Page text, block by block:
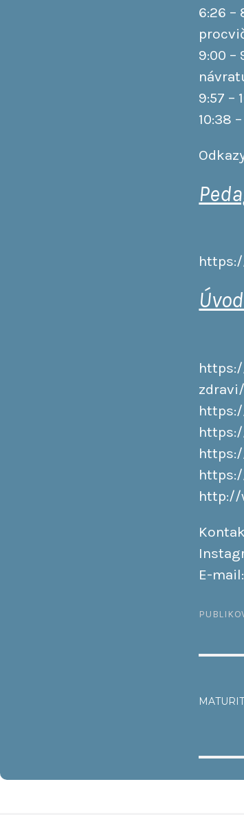
6:26 –
9:00 –
9:57 –
10:38
zdravi/
http://
E-